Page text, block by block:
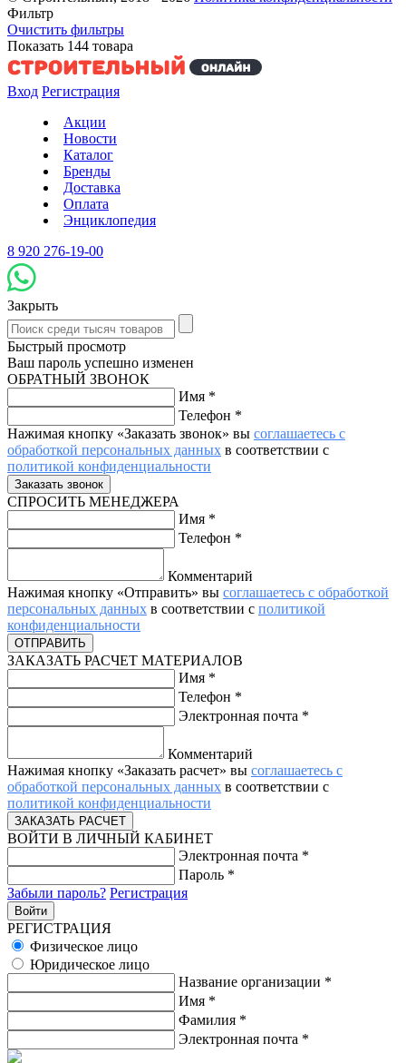
Фильтр
Очистить фильтры
Показать 144 товара
Вход Регистрация
Акции
Новости
Каталог
Бренды
Доставка
Оплата
Энциклопедия
8 920 276-19-00
Закрыть
Быстрый просмотр
Ваш пароль успешно изменен
ОБРАТНЫЙ ЗВОНОК
Имя *
Телефон *
Нажимая кнопку «Заказать звонок» вы соглашаетесь с
обработкой персональных данных в соответствии с
политикой конфиденциальности
СПРОСИТЬ МЕНЕДЖЕРА
Имя *
Телефон *
Комментарий
Нажимая кнопку «Отправить» вы соглашаетесь с обработкой
персональных данных в соответствии с политикой
конфиденциальности
ЗАКАЗАТЬ РАСЧЕТ МАТЕРИАЛОВ
Имя *
Телефон *
Электронная почта *
Комментарий
Нажимая кнопку «Заказать расчет» вы соглашаетесь с
обработкой персональных данных в соответствии с
политикой конфиденциальности
ВОЙТИ В ЛИЧНЫЙ КАБИНЕТ
Электронная почта *
Пароль *
Забыли пароль? Регистрация
РЕГИСТРАЦИЯ
Физическое лицо
Юридическое лицо
Название организации *
Имя *
Фамилия *
Электронная почта *